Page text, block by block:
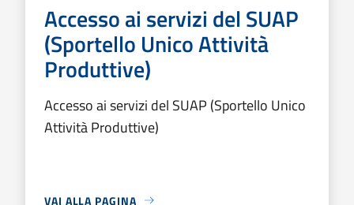
Accesso ai servizi del SUAP
(Sportello Unico Attività
Produttive)
Accesso ai servizi del SUAP (Sportello Unico
Attività Produttive)
VAI ALLA PAGINA